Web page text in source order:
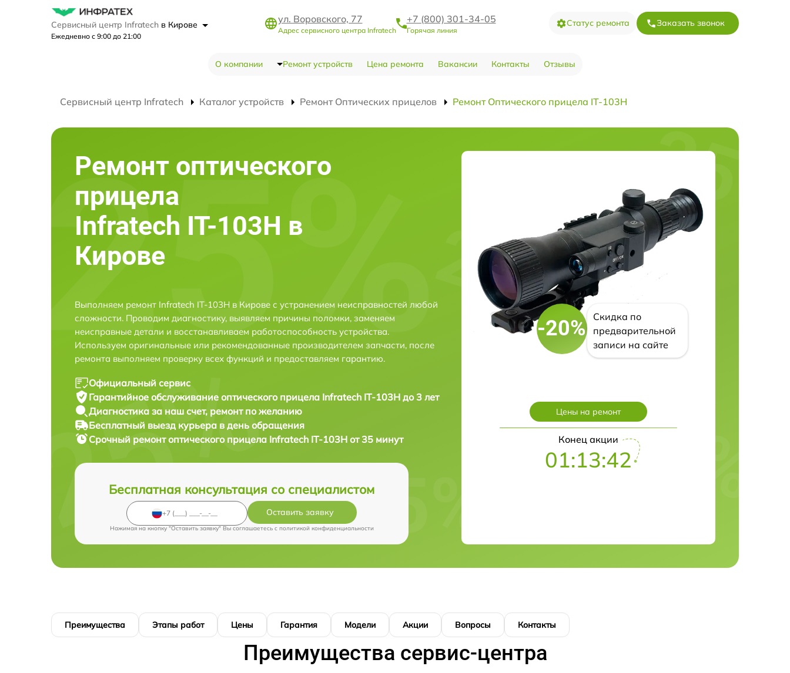
Сервисный центр Infratech в Кирове
Ежедневно с 9:00 до 21:00
ул. Воровского, 77
Адрес сервисного центра Infratech
+7 (800) 301-34-05
Горячая линия
Статус ремонта Заказать звонок
О компании Ремонт устройств Цена ремонта Вакансии Контакты Отзывы
Сервисный центр Infratech Каталог устройств Ремонт Оптических прицелов Ремонт Оптического прицела IT-103Н
Ремонт оптического
прицела
Infratech IT-103Н в
Кирове
Выполняем ремонт Infratech IT-103Н в Кирове с устранением неисправностей любой
сложности. Проводим диагностику, выявляем причины поломки, заменяем
неисправные детали и восстанавливаем работоспособность устройства.
Используем оригинальные или рекомендованные производителем запчасти, после
ремонта выполняем проверку всех функций и предоставляем гарантию.
Официальный сервис
Гарантийное обслуживание оптического прицела Infratech IT-103Н до 3 лет
Диагностика за наш счет, ремонт по желанию
Бесплатный выезд курьера в день обращения
Срочный ремонтоптического прицела Infratech IT-103Н от 35 минут
Бесплатная консультация со специалистом
Оставить заявку
Нажимая на кнопку "Оставить заявку" Вы соглашаетесь c политикой конфиденциальности
-20%
Скидка по
предварительной
записи на сайте
Цены на ремонт
Конец акции
01:13:41
Преимущества Этапы работ Цены Гарантия Модели Акции Вопросы Контакты
Преимущества сервис-центра